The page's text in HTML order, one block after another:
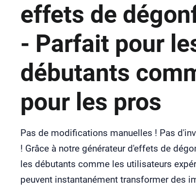
effets de
- Parfait pour
débutants
pour les pros
Pas de modifications manuelles ! Pas
! Grâce à notre générateur d'effets de
les débutants comme les utilisateurs
peuvent instantanément transformer des